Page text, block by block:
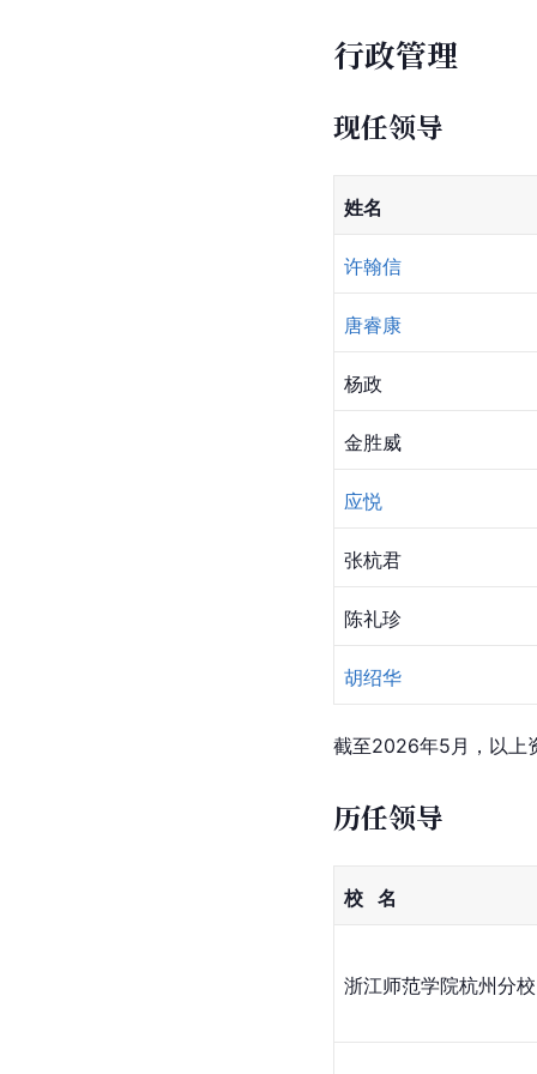
行政管理
现任领导
姓名
许翰信
唐睿康
杨政
金胜威
应悦
张杭君
陈礼珍
胡绍华
截至2026年5月，以上
历任领导
校   名
浙江师范学院杭州分校